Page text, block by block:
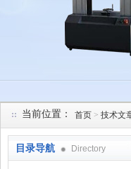
当前位置： 首页 > 技术文
目录导航 Directory